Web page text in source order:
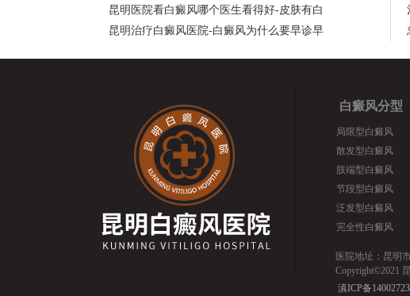
昆明医院看白癜风哪个医生看得好-皮肤有白
昆明治疗白癜风医院-白癜风为什么要早诊早
白癜风分型
局限型白癜风
散发型白癜风
肢端型白癜风
节段型白癜风
泛发型白癜风
完全性白癜风
医院地址：昆明
Copyright©2021
滇ICP备